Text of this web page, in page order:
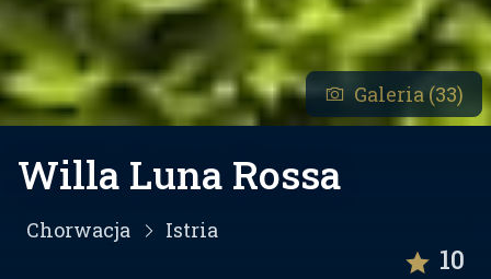
Galeria (33)
Willa Luna Rossa
Chorwacja Istria
10